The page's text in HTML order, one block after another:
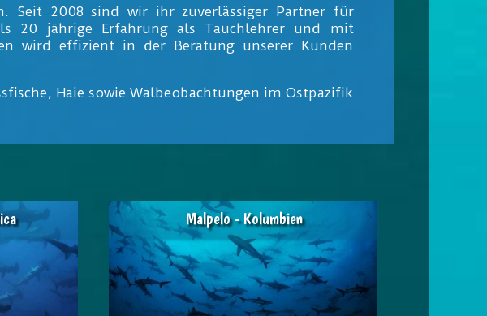
Seit 2008 sind wir ihr zuverlässiger Partner für
20 jährige Erfahrung als Tauchlehrer und mit
wird effizient in der Beratung unserer Kunden
Haie sowie Walbeobachtungen im Ostpazifik
Malpelo - Kolumbien